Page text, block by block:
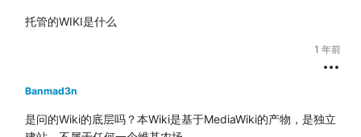
托管的WIKI是什么
1 年前
Banmad3n
是问的Wiki的底层吗？本Wiki是基于MediaWiki的产物，是独立